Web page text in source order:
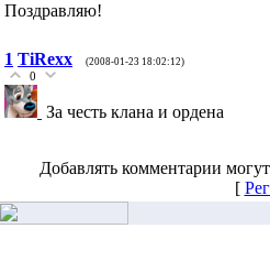
Поздравляю!
1 TiRexx (2008-01-23 18:02:12)
0
За честь клана и ордена
Добавлять комментарии
[